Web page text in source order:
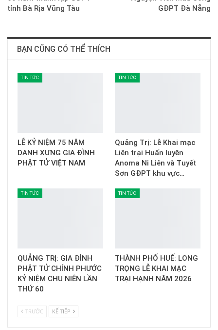
tỉnh Bà Rịa Vũng Tàu
GĐPT Đà Nẵng
BẠN CŨNG CÓ THỂ THÍCH
TIN TỨC
LỄ KỶ NIỆM 75 NĂM
DANH XƯNG GIA ĐÌNH
PHẬT TỬ VIỆT NAM
TIN TỨC
Quảng Trị: Lễ Khai mạc
Liên trại Huấn luyện
Anoma Ni Liên và Tuyết
Sơn GĐPT khu vực…
TIN TỨC
QUẢNG TRỊ: GIA ĐÌNH
PHẬT TỬ CHÍNH PHƯỚC
KỶ NIỆM CHU NIÊN LẦN
THỨ 60
TIN TỨC
THÀNH PHỐ HUẾ: LONG
TRỌNG LỄ KHAI MẠC
TRẠI HẠNH NĂM 2026
TRƯỚC KẾ TIẾP